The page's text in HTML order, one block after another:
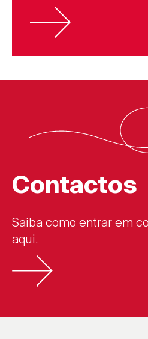
Contactos
Saiba como entrar em
aqui.